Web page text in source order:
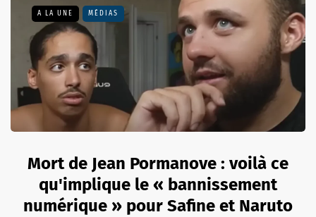
A LA UNE MÉDIAS
Mort de Jean Pormanove : voilà ce
qu'implique le « bannissement
numérique » pour Safine et Naruto